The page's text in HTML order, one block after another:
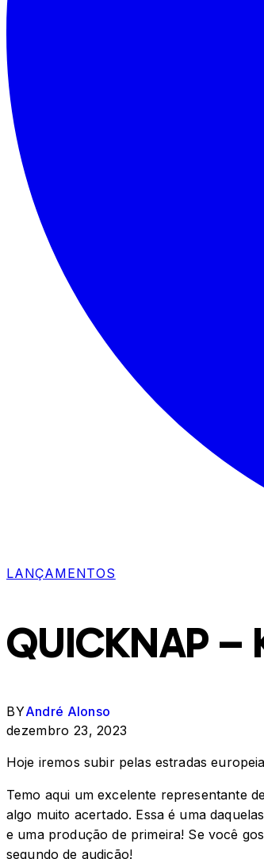
LANÇAMENTOS
QUICKNAP –
BYAndré Alonso
dezembro 23, 2023
Hoje iremos subir pelas estradas
Temo aqui um excelente representante
algo muito acertado. Essa é uma
e uma produção de primeira! Se você
segundo de audição!